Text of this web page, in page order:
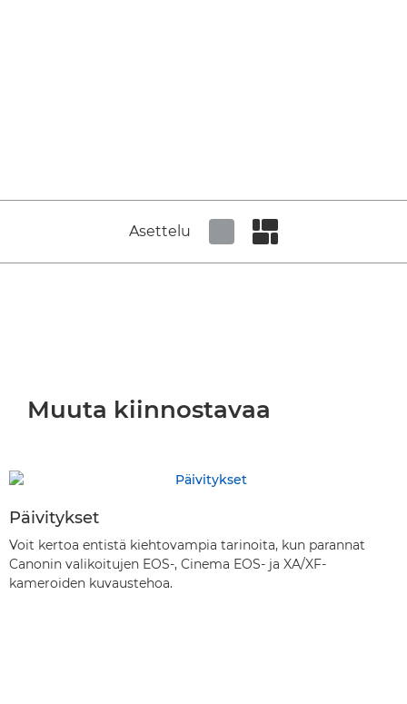
Asettelu
Muuta kiinnostavaa
Päivitykset
Voit kertoa entistä kiehtovampia tarinoita, kun parannat
Canonin valikoitujen EOS-, Cinema EOS- ja XA/XF-
kameroiden kuvaustehoa.